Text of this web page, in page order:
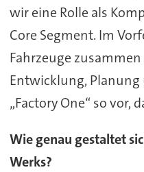
wir eine Rolle als
Core Segment. Im
Fahrzeuge
Entwicklung,
„Factory One“ so vor,
Wie genau gestaltet
Werks?